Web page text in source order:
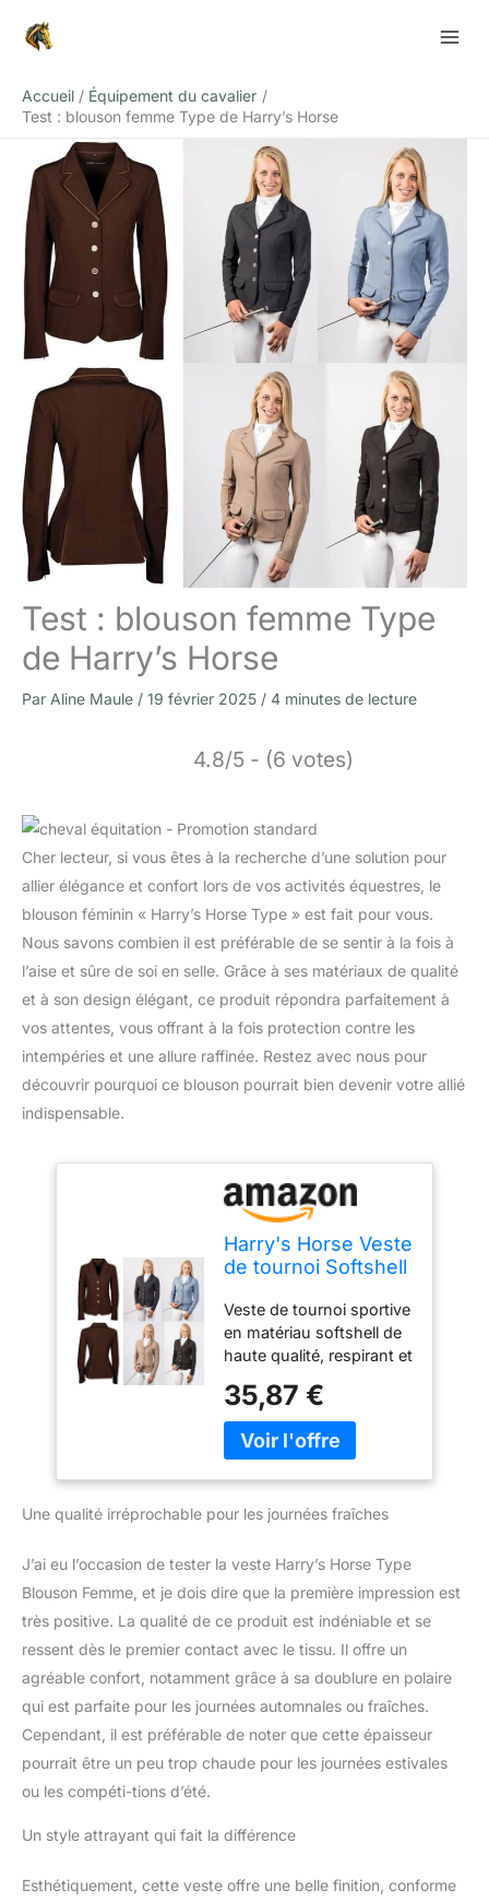
Accueil
Équipement du cavalier
Test : blouson femme Type de Harry’s Horse
Test : blouson femme Type
de Harry’s Horse
Par Aline Maule / 19 février 2025 / 4 minutes de lecture
4.8/5 - (6 votes)
Cher lecteur, si vous êtes à la recherche d’une solution pour
allier élégance et confort lors de vos activités équestres, le
blouson féminin « Harry’s Horse Type » est fait pour vous.
Nous savons combien il est préférable de se sentir à la fois à
l’aise et sûre de soi en selle. Grâce à ses matériaux de qualité
et à son design élégant, ce produit répondra parfaitement à
vos attentes, vous offrant à la fois protection contre les
intempéries et une allure raffinée. Restez avec nous pour
découvrir pourquoi ce blouson pourrait bien devenir votre allié
indispensable.
Harry's Horse Veste
de tournoi Softshell
Couleur : noir -
Taille XXL
Veste de tournoi sportive
en matériau softshell de
haute qualité, respirant et
cintré avec boutonnière à
quatre boutons avec
couronne et cristaux.
Composition : 100 %
35,87 €
Une qualité irréprochable pour les journées fraîches
J’ai eu l’occasion de tester la veste Harry’s Horse Type
Blouson Femme, et je dois dire que la première impression est
très positive. La qualité de ce produit est indéniable et se
ressent dès le premier contact avec le tissu. Il offre un
agréable confort, notamment grâce à sa doublure en polaire
qui est parfaite pour les journées automnales ou fraîches.
Cependant, il est préférable de noter que cette épaisseur
pourrait être un peu trop chaude pour les journées estivales
ou les compéti-tions d’été.
Un style attrayant qui fait la différence
Esthétiquement, cette veste offre une belle finition, conforme